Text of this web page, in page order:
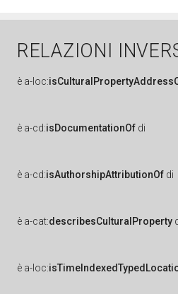
RELAZIONI
è a-loc:
è a-cd:isDocumentationOf di
è a-cd:isAuthorshipAttributionOf di
è a-cat:describesCulturalProperty
è a-loc: